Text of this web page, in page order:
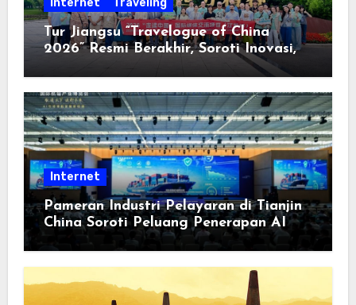
Internet Traveling
Tur Jiangsu “Travelogue of China
2026” Resmi Berakhir, Soroti Inovasi,
Keterbukaan, dan Pembangunan
Internet
Pameran Industri Pelayaran di Tianjin
China Soroti Peluang Penerapan AI